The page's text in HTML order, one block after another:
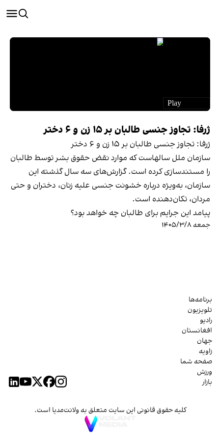
ژرفا: تجاوز جنسی طالبان بر ۱۵ زن و ۶ دختر
ژرفا: تجاوز جنسی طالبان بر ۱۵ زن و ۶ دختر
سازمان ملل سالهاست که موارد نقض حقوق بشر توسط طالبان
را مستندسازی کرده است. گزارش‌های سه سال گذشته این
سازمان، به‌ویژه درباره خشونت جنسی علیه زنان، دختران و حتی
مردان، تکان‌دهنده است.
پیامد این جرایم برای طالبان چه خواهد بود؟
جمعه ۱۴۰۵/۳/۸
برنامه‌ها
تلویزیون
رادیو
افغانستان
جهان
زاویه
صفحه شما
ورزش
بازار
کلیه حقوق قانونی این سایت متعلق به ولانت‌مدیا است.